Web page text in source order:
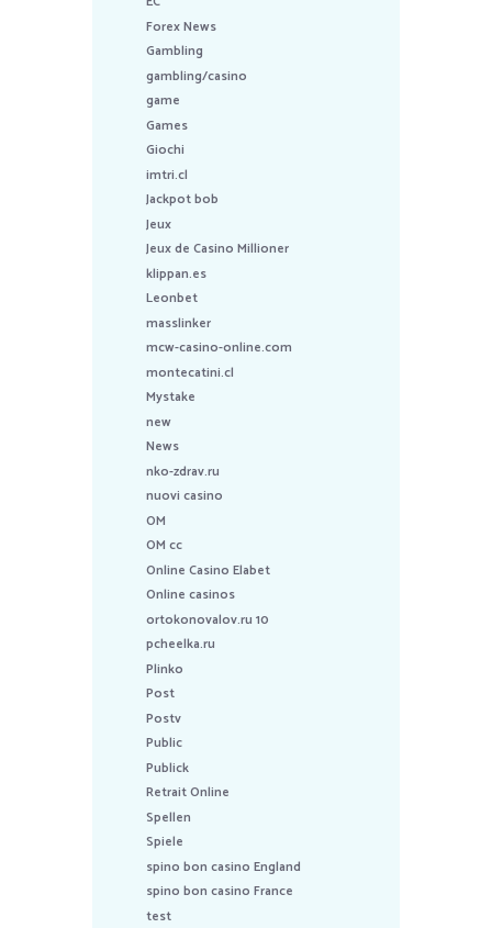
Forex News
Gambling
gambling/casino
game
Games
Giochi
imtri.cl
Jackpot bob
Jeux
Jeux de Casino Millioner
klippan.es
Leonbet
masslinker
mcw-casino-online.com
montecatini.cl
Mystake
new
News
nko-zdrav.ru
nuovi casino
OM
OM cc
Online Casino Elabet
Online casinos
ortokonovalov.ru 10
pcheelka.ru
Plinko
Post
Postv
Public
Publick
Retrait Online
Spellen
Spiele
spino bon casino England
spino bon casino France
test